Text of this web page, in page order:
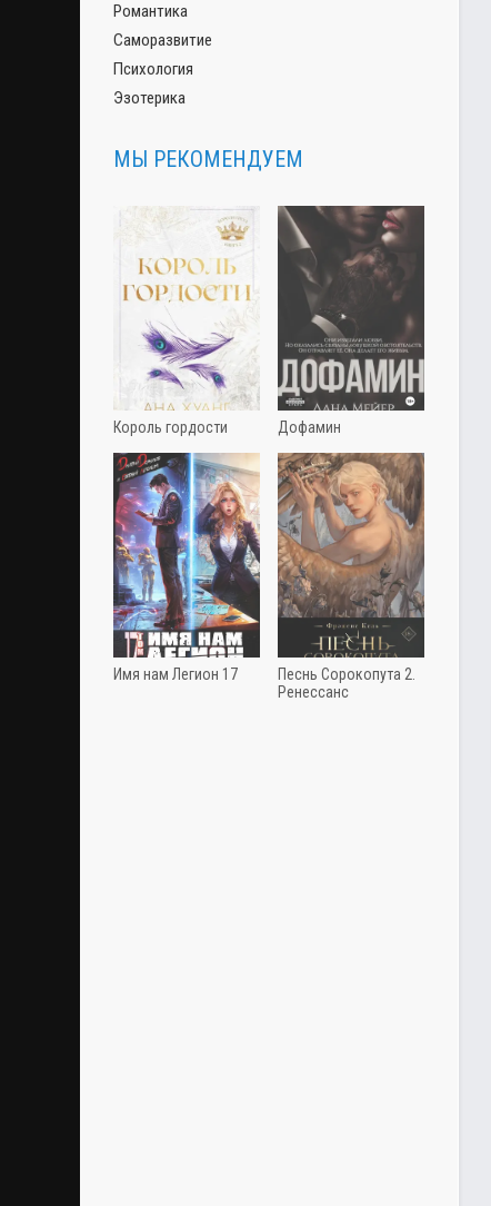
Романтика
Саморазвитие
Психология
Эзотерика
МЫ РЕКОМЕНДУЕМ
Король гордости Дофамин
Имя нам Легион 17
Песнь Сорокопута 2.
Ренессанс